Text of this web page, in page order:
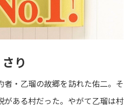
り
者・乙瑠の故郷を訪れた佑二。そ
がある村だった。やがて乙瑠は村